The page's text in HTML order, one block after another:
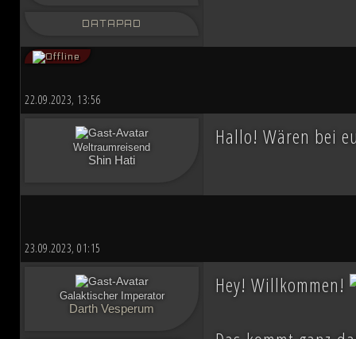
DATAPAD
22.09.2023, 13:56
Weltraumreisend
Shin Hati
Hallo! Wären bei
23.09.2023, 01:15
Galaktischer Imperator
Darth Vesperum
Hey! Willkommen!